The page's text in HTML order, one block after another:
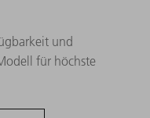
und
für höchste